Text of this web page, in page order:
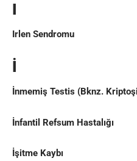
I
Irlen Sendromu
İ
İnmemiş Testis (Bknz.
İnfantil Refsum Hastalığı
İşitme Kaybı